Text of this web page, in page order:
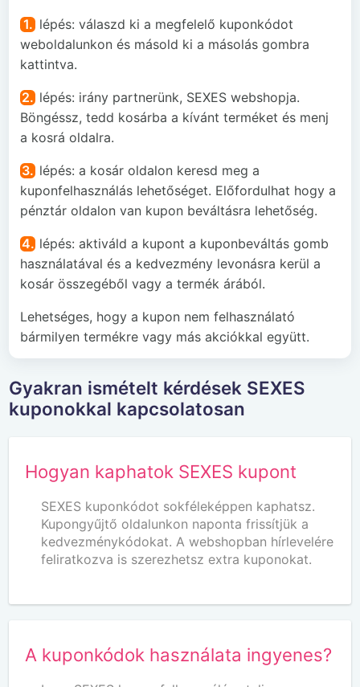
1. lépés: válaszd ki a megfelelő kuponkódot
weboldalunkon és másold ki a másolás gombra
kattintva.
2. lépés: irány partnerünk, SEXES webshopja.
Böngéssz, tedd kosárba a kívánt terméket és menj
a kosrá oldalra.
3. lépés: a kosár oldalon keresd meg a
kuponfelhasználás lehetőséget. Előfordulhat hogy a
pénztár oldalon van kupon beváltásra lehetőség.
4. lépés: aktiváld a kupont a kuponbeváltás gomb
használatával és a kedvezmény levonásra kerül a
kosár összegéből vagy a termék árából.
Lehetséges, hogy a kupon nem felhasználató
bármilyen termékre vagy más akciókkal együtt.
Gyakran ismételt kérdések SEXES
kuponokkal kapcsolatosan
Hogyan kaphatok SEXES kupont
SEXES kuponkódot sokféleképpen kaphatsz.
Kupongyűjtő oldalunkon naponta frissítjük a
kedvezménykódokat. A webshopban hírlevelére
feliratkozva is szerezhetsz extra kuponokat.
A kuponkódok használata ingyenes?